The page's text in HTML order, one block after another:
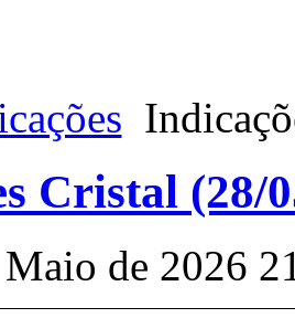
Cristal (28/
Maio de 2026